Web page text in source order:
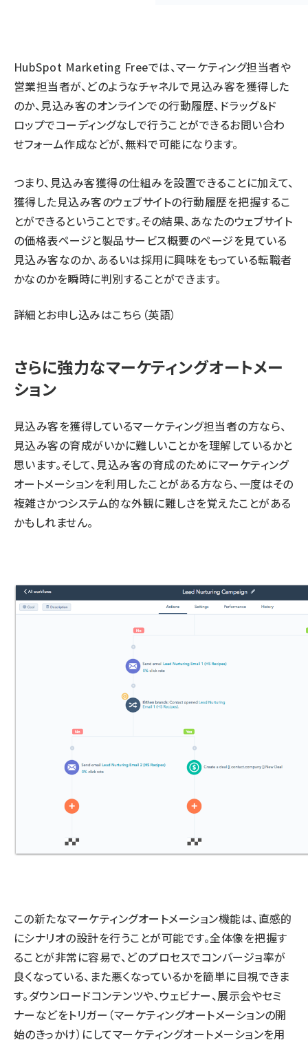
HubSpot Marketing Freeでは、マーケティング担当者や
営業担当者が、どのようなチャネルで見込み客を獲得した
のか、見込み客のオンラインでの行動履歴、ドラッグ＆ド
ロップでコーディングなしで行うことができるお問い合わ
せフォーム作成などが、無料で可能になります。
つまり、見込み客獲得の仕組みを設置できることに加えて、
獲得した見込み客のウェブサイトの行動履歴を把握するこ
とができるということです。その結果、あなたのウェブサイト
の価格表ページと製品サービス概要のページを見ている
見込み客なのか、あるいは採用に興味をもっている転職者
かなのかを瞬時に判別することができます。
詳細とお申し込みはこちら （英語）
さらに強力なマーケティングオートメー
ション
見込み客を獲得しているマーケティング担当者の方なら、
見込み客の育成がいかに難しいことかを理解しているかと
思います。そして、見込み客の育成のためにマーケティング
オートメーションを利用したことがある方なら、一度はその
複雑さかつシステム的な外観に難しさを覚えたことがある
かもしれません。
この新たなマーケティングオートメーション機能は、直感的
にシナリオの設計を行うことが可能です。全体像を把握す
ることが非常に容易で、どのプロセスでコンバージョ率が
良くなっている、また悪くなっているかを簡単に目視できま
す。ダウンロードコンテンツや、ウェビナー、展示会やセミ
ナーなどをトリガー（マーケティングオートメーションの開
始のきっかけ）にしてマーケティングオートメーションを用